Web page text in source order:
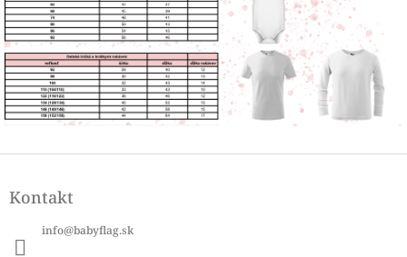
Z
pKontakt
info@babyflag.sk